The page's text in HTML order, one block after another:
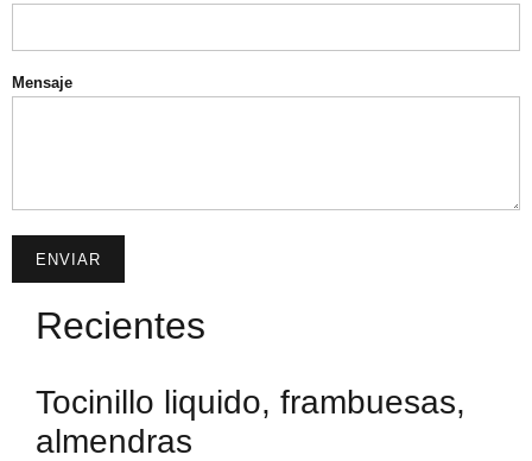
Mensaje
ENVIAR
Recientes
Tocinillo liquido, frambuesas,
almendras